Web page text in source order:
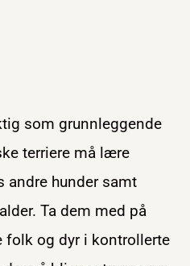
som grunnleggende
terriere må lære
andre hunder samt
Ta dem med på
folk og dyr i kontrollerte